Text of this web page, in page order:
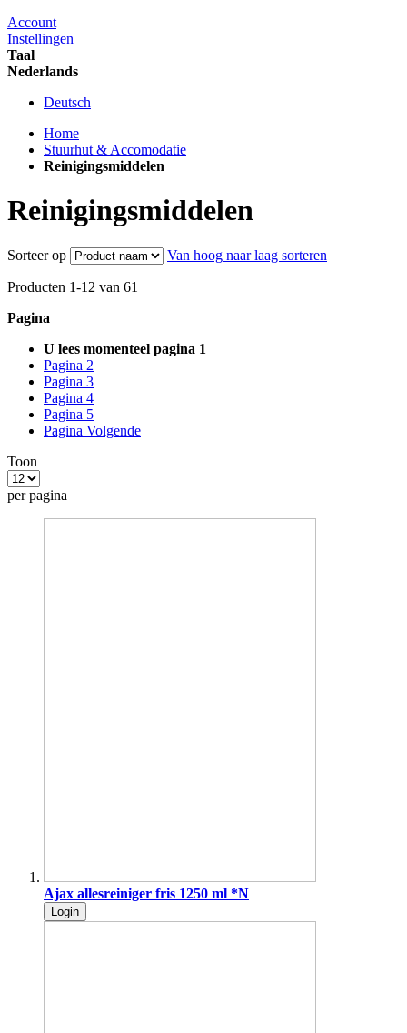
Account
Instellingen
Taal
Nederlands
Deutsch
Home
Stuurhut & Accomodatie
Reinigingsmiddelen
Reinigingsmiddelen
Sorteer op Van hoog naar laag sorteren
Producten 1-12 van 61
Pagina
U lees momenteel pagina 1
Pagina 2
Pagina 3
Pagina 4
Pagina 5
Pagina Volgende
Toon
per pagina
Ajax allesreiniger fris 1250 ml *N
Login